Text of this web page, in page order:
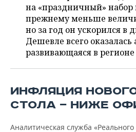
ТОРГОВЫЕ ЦЕНТРЫ
ТАТАРСТАНА
ИНВЕСТИЦИИ
МАШИНОСТРОЕНИЕ
НЕФТЕХИМИЯ
НЕФТЬ
ЭНЕРГЕТИКА
БИЗНЕС
НОВОСТИ БИЗНЕСА
РОЗНИЧНАЯ ТОРГОВЛЯ
УСЛУГИ
ТЕХНОЛОГИИ
НОВОСТИ ТЕХНОЛОГИЙ
МЕДИА
МЕРОПРИЯТИЯ
ВЫЕЗДНАЯ РЕДАКЦИЯ
НОВОСТИ СПОРТА
ОБЩЕСТВО
на «праздничный» набор
прежнему меньше
но за год он ускорился в
Дешевле всего оказалась
развивающаяся в регионе
ИНФЛЯЦИЯ
СТОЛА — НИЖЕ
Аналитическая служба